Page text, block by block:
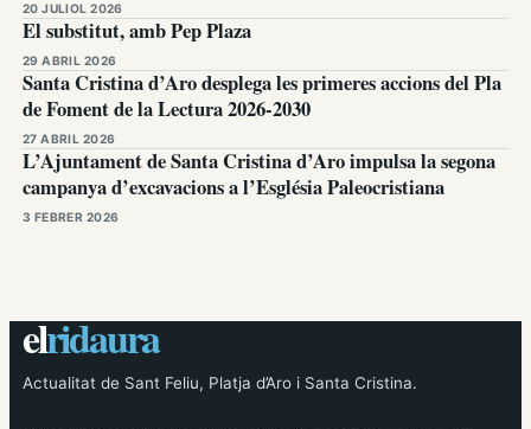
20 JULIOL 2026
El substitut, amb Pep Plaza
29 ABRIL 2026
Santa Cristina d’Aro desplega les primeres accions del Pla
de Foment de la Lectura 2026-2030
27 ABRIL 2026
L’Ajuntament de Santa Cristina d’Aro impulsa la segona
campanya d’excavacions a l’Església Paleocristiana
3 FEBRER 2026
elridaura
Actualitat de Sant Feliu, Platja d’Aro i Santa Cristina.